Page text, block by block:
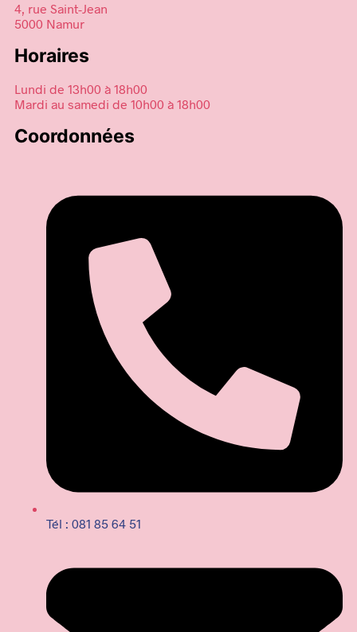
4, rue Saint-Jean
5000 Namur
Horaires
Lundi de 13h00 à 18h00
Mardi au samedi de 10h00 à 18h00
Coordonnées
Tél : 081 85 64 51